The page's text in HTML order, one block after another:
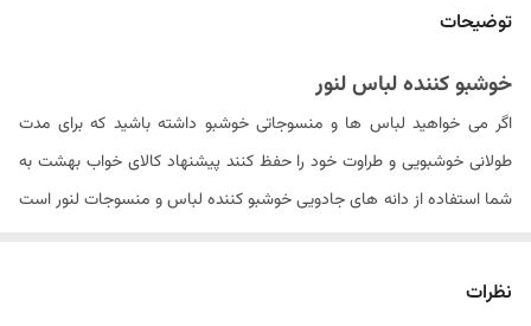
شدت بو
خاصیت تثبیت رنگ
خاصیت ضد
الکتریسته
دارد
قابلیت استفاده به
بله
نحوه استفاده
توضیحات
خوشبو کننده لباس لنور
اگر می خواهید لباس ها و منسوجاتی خوشبو داشته باشید که برای مدت
طولانی خوشبویی و طراوت خود را حفظ کنند پیشنهاد کالای خواب بهشت به
شما استفاده از دانه های جادویی خوشبو کننده لباس و منسوجات لنور است
نظرات